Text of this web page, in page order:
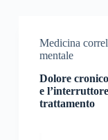
Medicina
mentale
Dolore
e
trattamento